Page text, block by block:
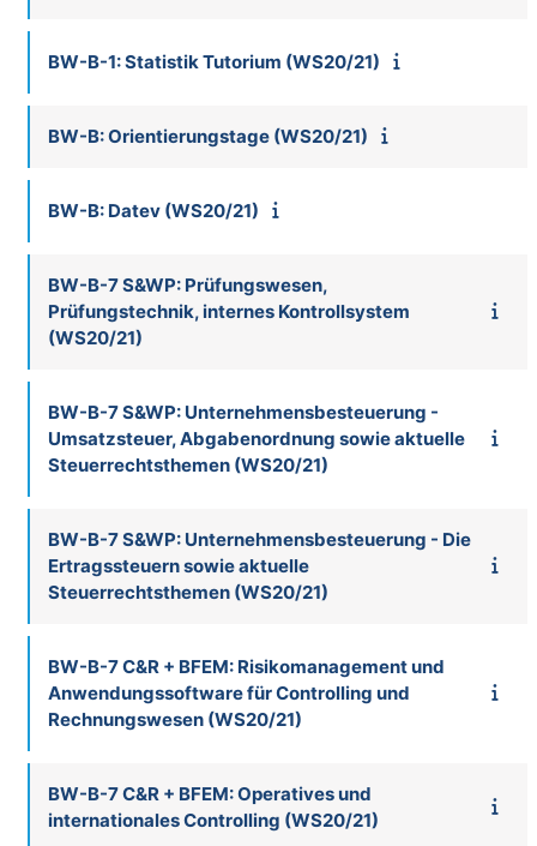
BW-B-1: Statistik Tutorium (WS20/21)
BW-B: Orientierungstage (WS20/21)
BW-B: Datev (WS20/21)
BW-B-7 S&WP: Prüfungswesen,
Prüfungstechnik, internes Kontrollsystem
(WS20/21)
BW-B-7 S&WP: Unternehmensbesteuerung -
Umsatzsteuer, Abgabenordnung sowie aktuelle
Steuerrechtsthemen (WS20/21)
BW-B-7 S&WP: Unternehmensbesteuerung - Die
Ertragssteuern sowie aktuelle
Steuerrechtsthemen (WS20/21)
BW-B-7 C&R + BFEM: Risikomanagement und
Anwendungssoftware für Controlling und
Rechnungswesen (WS20/21)
BW-B-7 C&R + BFEM: Operatives und
internationales Controlling (WS20/21)